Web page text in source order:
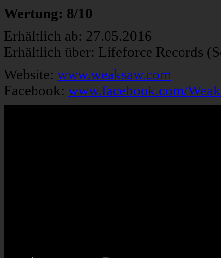
Wertung: 8/10
Erhältlich ab: 27.05.2016
Erhältlich über: Lifeforce Records
Website: www.weaksaw.com
Facebook: www.facebook.com/